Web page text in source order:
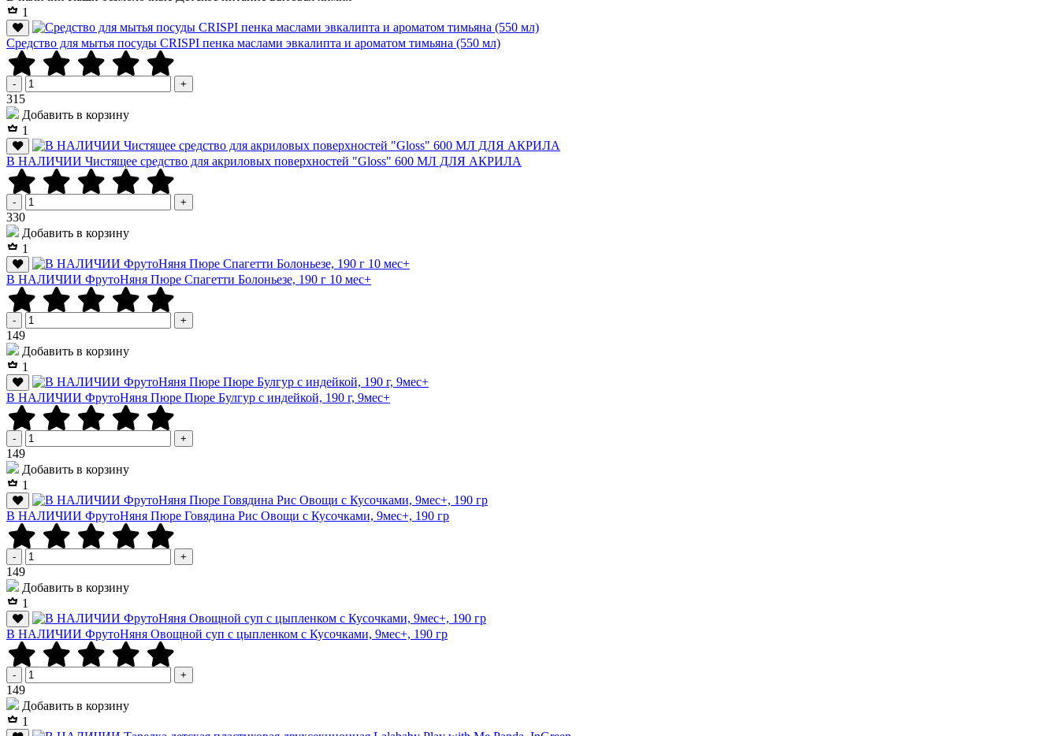
1
Средство для мытья посуды CRISPI пенка маслами эвкалипта и ароматом тимьяна (550 мл)
- +
315Р
Добавить в корзину
1
В НАЛИЧИИ Чистящее средство для акриловых поверхностей "Gloss" 600 МЛ ДЛЯ АКРИЛА
- +
330Р
Добавить в корзину
1
В НАЛИЧИИ ФрутоНяня Пюре Спагетти Болоньезе, 190 г 10 мес+
- +
149Р
Добавить в корзину
1
В НАЛИЧИИ ФрутоНяня Пюре Пюре Булгур с индейкой, 190 г, 9мес+
- +
149Р
Добавить в корзину
1
В НАЛИЧИИ ФрутоНяня Пюре Говядина Рис Овощи с Кусочками, 9мес+, 190 гр
- +
149Р
Добавить в корзину
1
В НАЛИЧИИ ФрутоНяня Овощной суп с цыпленком с Кусочками, 9мес+, 190 гр
- +
149Р
Добавить в корзину
1